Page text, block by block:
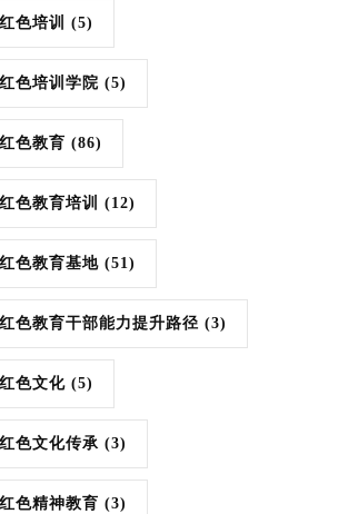
色培训 (5)
色培训学院 (5)
色教育 (86)
色教育培训 (12)
色教育基地 (51)
色教育干部能力提升路径 (3)
色文化 (5)
色文化传承 (3)
色精神教育 (3)